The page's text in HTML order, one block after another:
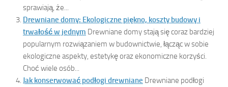
sprawiają, że...
Drewniane domy: Ekologiczne piękno, koszty budowy i
trwałość w jednym Drewniane domy stają się coraz bardziej
popularnym rozwiązaniem w budownictwie, łącząc w sobie
ekologiczne aspekty, estetykę oraz ekonomiczne korzyści.
Choć wiele osób...
Jak konserwować podłogi drewniane Drewniane podłogi